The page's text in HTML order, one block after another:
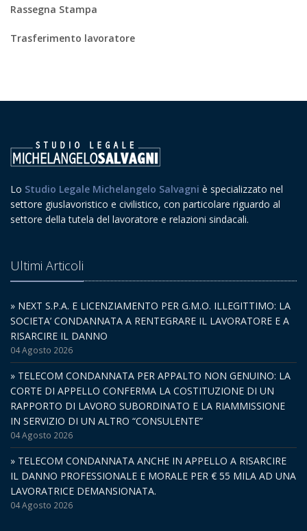
Rassegna Stampa
Trasferimento lavoratore
Lo Studio Legale Michelangelo Salvagni è specializzato nel
settore giuslavoristico e civilistico, con particolare riguardo al
settore della tutela del lavoratore e relazioni sindacali.
Ultimi Articoli
» NEXT S.P.A. E LICENZIAMENTO PER G.M.O. ILLEGITTIMO: LA
SOCIETA’ CONDANNATA A RENTEGRARE IL LAVORATORE E A
RISARCIRE IL DANNO
04 Agosto 2026
» TELECOM CONDANNATA PER APPALTO NON GENUINO: LA
CORTE DI APPELLO CONFERMA LA COSTITUZIONE DI UN
RAPPORTO DI LAVORO SUBORDINATO E LA RIAMMISSIONE
IN SERVIZIO DI UN ALTRO “CONSULENTE”
04 Agosto 2026
» TELECOM CONDANNATA ANCHE IN APPELLO A RISARCIRE
IL DANNO PROFESSIONALE E MORALE PER € 55 MILA AD UNA
LAVORATRICE DEMANSIONATA.
04 Agosto 2026